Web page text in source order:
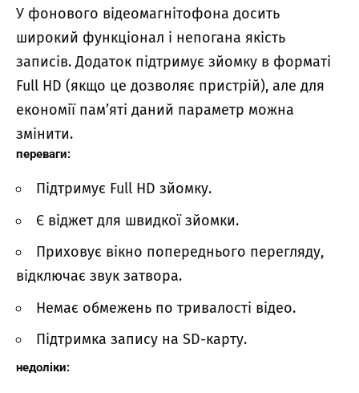
У фонового відеомагнітофона досить
широкий функціонал і непогана якість
записів. Додаток підтримує зйомку в форматі
Full HD (якщо це дозволяє пристрій), але для
економії пам’яті даний параметр можна
змінити.
переваги:
Підтримує Full HD зйомку.
Є віджет для швидкої зйомки.
Приховує вікно попереднього перегляду,
відключає звук затвора.
Немає обмежень по тривалості відео.
Підтримка запису на SD-карту.
недоліки: